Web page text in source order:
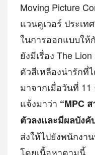
Moving Picture
แวนคูเวอร์ ประเท
ในการออกแบบให้
ยังมีเรื่อง The
ตัวสีเหลืองน่ารักที่
มาจากเมื่อวันที่
แจ้งมาว่า “MPC
ตัวลงและมีผลบังคั
ส่งให้ไปยังพนักงา
โดยเนื้อหาตามนี้